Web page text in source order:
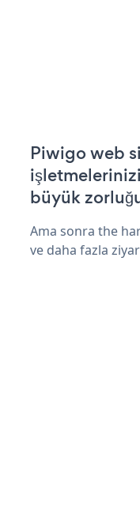
Piwigo web
büyük
Ama sonra the
ve daha fazla